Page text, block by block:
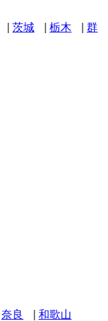
茨城 栃木 群
奈良 和歌山